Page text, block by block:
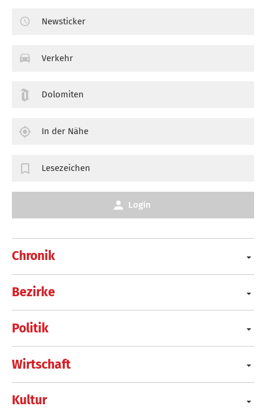
Chronik
Bezirke
Politik
Wirtschaft
Kultur
Newsticker
Verkehr
Dolomiten
In der Nähe
Lesezeichen
Login